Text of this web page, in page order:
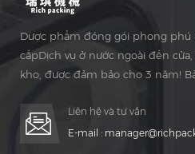
Dược phẩm đóng gói phong phú
cấpDịch vụ ở nước ngoài đến
kho, được đảm bảo cho 3 năm!
Liên hệ và tư vấn
E-mail :